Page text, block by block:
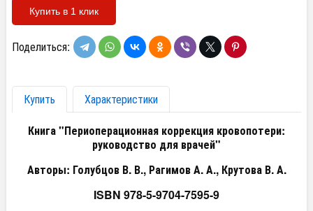
Купить в 1 клик
Поделиться:
Купить
Характеристики
Книга "Периоперационная коррекция кровопотери:
руководство для врачей"
Авторы: Голубцов В. В., Рагимов А. А., Крутова В. А.
ISBN 978-5-9704-7595-9